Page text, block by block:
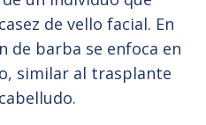
de vello facial. En
de barba se enfoca en
similar al trasplante